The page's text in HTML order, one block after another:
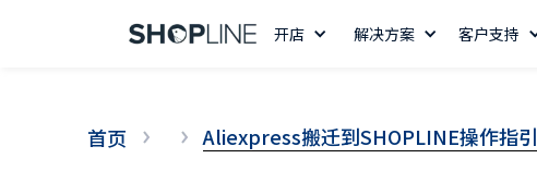
开店 解决方案 客户支持
首页 Aliexpress搬迁到SHOPLINE操作指引